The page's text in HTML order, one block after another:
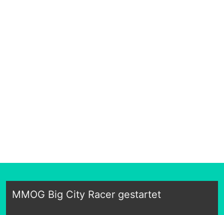
MMOG Big City Racer gestartet